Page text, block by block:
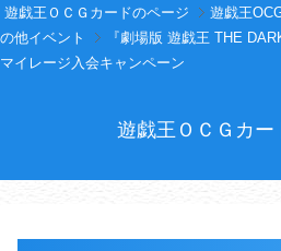
遊戯王ＯＣＧカードのページ 遊戯王
の他イベント
『劇場版 遊戯王 THE
マイレージ入会キャンペーン
遊戯王ＯＣＧカー